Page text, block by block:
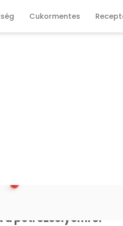
Cukormentes
a petrezselyemről